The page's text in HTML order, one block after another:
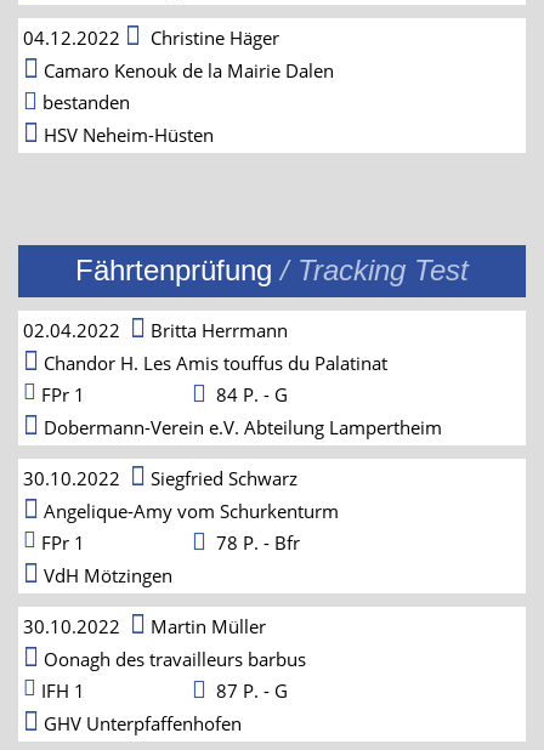
04.12.2022
Christine Häger
Camaro Kenouk de la Mairie Dalen
bestanden
HSV Neheim-Hüsten
Fährtenprüfung / Tracking Test
02.04.2022
Britta Herrmann
Chandor H. Les Amis touffus du Palatinat
FPr 1
84 P. - G
Dobermann-Verein e.V. Abteilung Lampertheim
30.10.2022
Siegfried Schwarz
Angelique-Amy vom Schurkenturm
FPr 1
78 P. - Bfr
VdH Mötzingen
30.10.2022
Martin Müller
Oonagh des travailleurs barbus
IFH 1
87 P. - G
GHV Unterpfaffenhofen